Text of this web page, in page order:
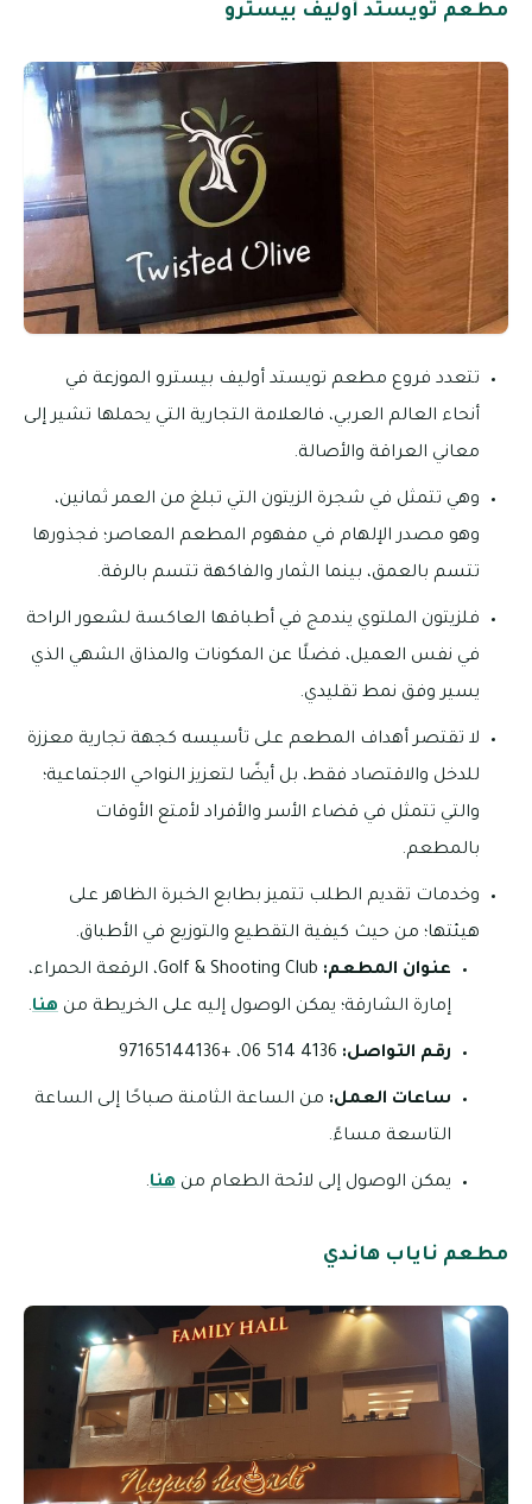
مطعم تويستد أوليف بيسترو
تتعدد فروع مطعم تويستد أوليف بيسترو الموزعة في
أنحاء العالم العربي، فالعلامة التجارية التي يحملها تشير إلى
معاني العراقة والأصالة.
وهي تتمثل في شجرة الزيتون التي تبلغ من العمر ثمانين،
وهو مصدر الإلهام في مفهوم المطعم المعاصر؛ فجذورها
تتسم بالعمق، بينما الثمار والفاكهة تتسم بالرقة.
فلزيتون الملتوي يندمج في أطباقها العاكسة لشعور الراحة
في نفس العميل، فضلًا عن المكونات والمذاق الشهي الذي
يسير وفق نمط تقليدي.
لا تقتصر أهداف المطعم على تأسيسه كجهة تجارية معززة
للدخل والاقتصاد فقط، بل أيضًا لتعزيز النواحي الاجتماعية؛
والتي تتمثل في قضاء الأسر والأفراد لأمتع الأوقات
بالمطعم.
وخدمات تقديم الطلب تتميز بطابع الخبرة الظاهر على
هيئتها؛ من حيث كيفية التقطيع والتوزيع في الأطباق.
عنوان المطعم:
Golf & Shooting Club، الرقعة الحمراء،
إمارة الشارقة؛ يمكن الوصول إليه على الخريطة من هنا.
رقم التواصل:
ساعات العمل: من الساعة الثامنة صباحًا إلى الساعة
التاسعة مساءً.
يمكن الوصول إلى لائحة الطعام من هنا.
مطعم ناياب هاندي